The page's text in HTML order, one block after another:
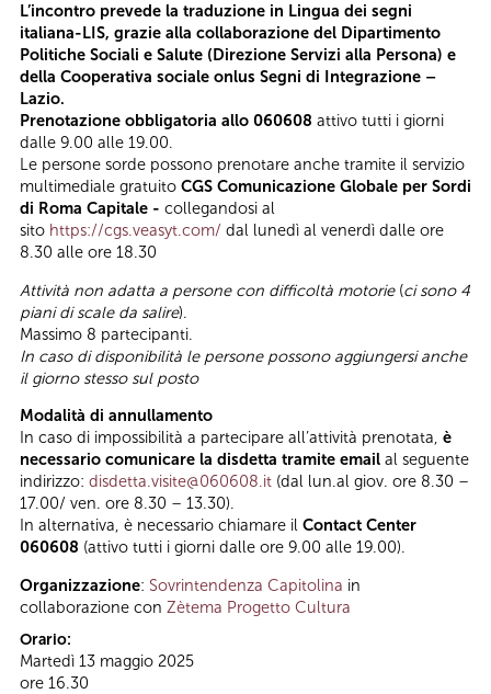
L’incontro prevede la traduzione in Lingua dei segni
italiana-LIS, grazie alla collaborazione del Dipartimento
Politiche Sociali e Salute (Direzione Servizi alla Persona) e
della Cooperativa sociale onlus Segni di Integrazione –
Lazio.
Prenotazione obbligatoria allo 060608 attivo tutti i giorni
dalle 9.00 alle 19.00.
Le persone sorde possono prenotare anche tramite il servizio
multimediale gratuito CGS Comunicazione Globale per Sordi
di Roma Capitale - collegandosi al
sito https://cgs.veasyt.com/ dal lunedì al venerdì dalle ore
8.30 alle ore 18.30
Attività non adatta a persone con difficoltà motorie(ci sono 4
piani di scale da salire).
Massimo 8 partecipanti.
In caso di disponibilità le persone possono aggiungersi anche
il giorno stesso sul posto
Modalità di annullamento
In caso di impossibilità a partecipare all’attività prenotata, è
necessario comunicare la disdetta tramite email al seguente
indirizzo: disdetta.visite@060608.it (dal lun.al giov. ore 8.30 –
17.00/ ven. ore 8.30 – 13.30).
In alternativa, è necessario chiamare il Contact Center
060608 (attivo tutti i giorni dalle ore 9.00 alle 19.00).
Organizzazione: Sovrintendenza Capitolina in
collaborazione con Zètema Progetto Cultura
Orario:
Martedì 13 maggio 2025
ore 16.30